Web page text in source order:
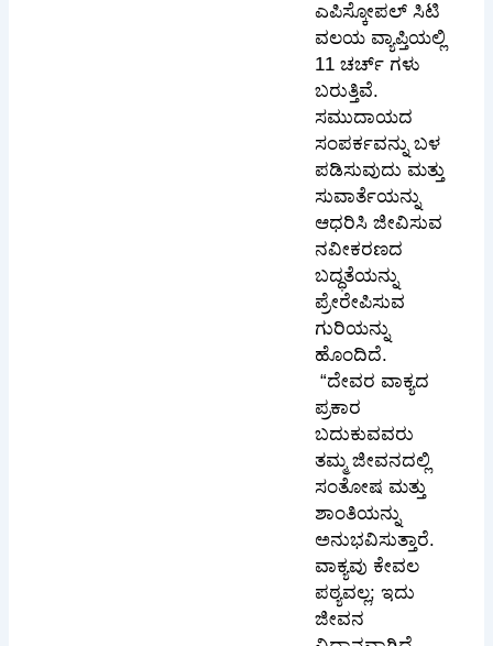
ಎಪಿಸ್ಕೋಪಲ್ ಸಿಟಿ
ವಲಯ ವ್ಯಾಪ್ತಿಯಲ್ಲಿ
11 ಚರ್ಚ್ ಗಳು
ಬರುತ್ತಿವೆ.
ಸಮುದಾಯದ
ಸಂಪರ್ಕವನ್ನು ಬಳ
ಪಡಿಸುವುದು ಮತ್ತು
ಸುವಾರ್ತೆಯನ್ನು
ಆಧರಿಸಿ ಜೀವಿಸುವ
ನವೀಕರಣದ
ಬದ್ಧತೆಯನ್ನು
ಪ್ರೇರೇಪಿಸುವ
ಗುರಿಯನ್ನು
ಹೊಂದಿದೆ.
“ದೇವರ ವಾಕ್ಯದ
ಪ್ರಕಾರ
ಬದುಕುವವರು
ತಮ್ಮ ಜೀವನದಲ್ಲಿ
ಸಂತೋಷ ಮತ್ತು
ಶಾಂತಿಯನ್ನು
ಅನುಭವಿಸುತ್ತಾರೆ.
ವಾಕ್ಯವು ಕೇವಲ
ಪಠ್ಯವಲ್ಲ; ಇದು
ಜೀವನ